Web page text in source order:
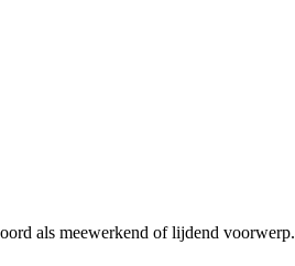
als meewerkend of lijdend voorwerp.